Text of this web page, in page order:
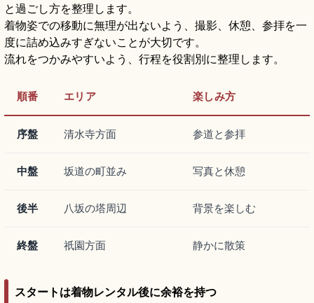
と過ごし方を整理します。
着物姿での移動に無理が出ないよう、撮影、休憩、参拝を一
度に詰め込みすぎないことが大切です。
流れをつかみやすいよう、行程を役割別に整理します。
順番 エリア 楽しみ方
序盤 清水寺方面 参道と参拝
中盤 坂道の町並み 写真と休憩
後半 八坂の塔周辺 背景を楽しむ
終盤 祇園方面 静かに散策
スタートは着物レンタル後に余裕を持つ